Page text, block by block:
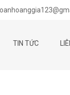
TIN TỨC